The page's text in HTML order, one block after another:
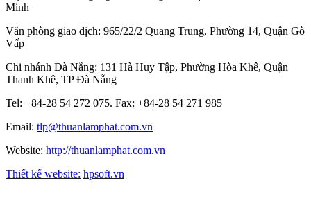
Minh
Văn phòng giao dịch: 965/22/2 Quang Trung, Phường 14, Quận Gò
Vấp
Chi nhánh Đà Nẵng: 131 Hà Huy Tập, Phường Hòa Khê, Quận
Thanh Khê, TP Đà Nẵng
Tel: +84-28 54 272 075. Fax: +84-28 54 271 985
Email: tlp@thuanlamphat.com.vn
Website: http://thuanlamphat.com.vn
Thiết kế website: hpsoft.vn